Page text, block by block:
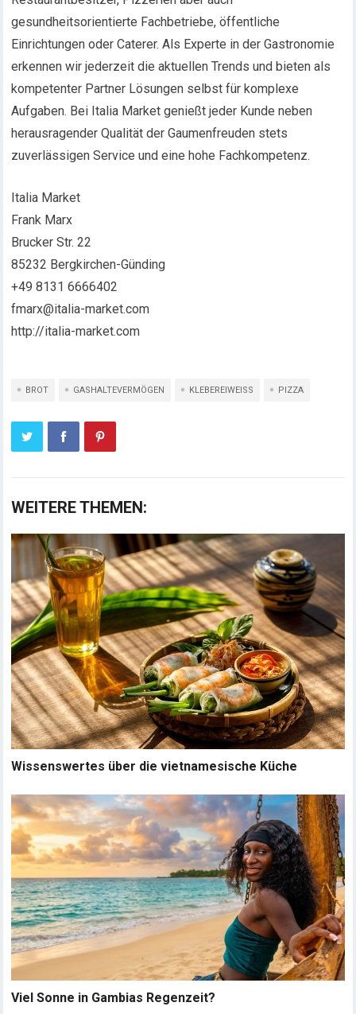
gesundheitsorientierte Fachbetriebe, öffentliche
Einrichtungen oder Caterer. Als Experte in der Gastronomie
erkennen wir jederzeit die aktuellen Trends und bieten als
kompetenter Partner Lösungen selbst für komplexe
Aufgaben. Bei Italia Market genießt jeder Kunde neben
herausragender Qualität der Gaumenfreuden stets
zuverlässigen Service und eine hohe Fachkompetenz.
Italia Market
Frank Marx
Brucker Str. 22
85232 Bergkirchen-Günding
+49 8131 6666402
fmarx@italia-market.com
http://italia-market.com
BROT GASHALTEVERMÖGEN KLEBEREIWEISS PIZZA
WEITERE THEMEN:
Wissenswertes über die vietnamesische Küche
Viel Sonne in Gambias Regenzeit?